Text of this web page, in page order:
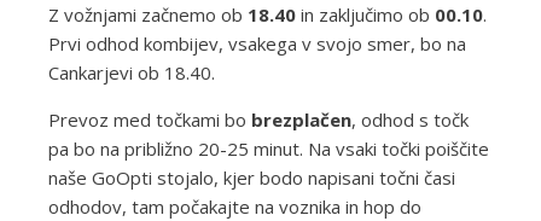
Z vožnjami začnemo ob 18.40in zaključimo ob 00.10.
Prvi odhod kombijev, vsakega v svojo smer, bo na
Cankarjevi ob 18.40.
Prevoz med točkami bo brezplačen, odhod s točk
pa bo na približno 20-25 minut. Na vsaki točki poiščite
naše GoOpti stojalo, kjer bodo napisani točni časi
odhodov, tam počakajte na voznika in hop do